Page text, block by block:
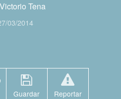
Tena
03/2014
Guardar Reportar